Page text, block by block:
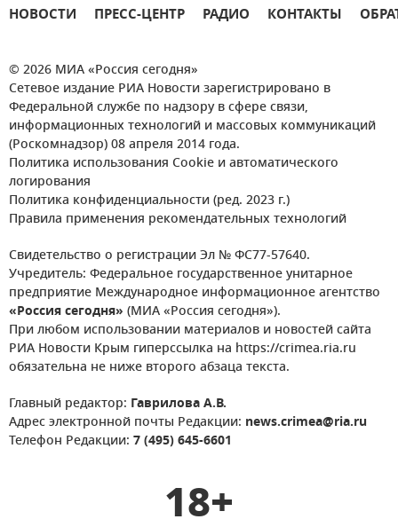
НОВОСТИ ПРЕСС-ЦЕНТР РАДИО КОНТАКТЫ
© 2026 МИА «Россия сегодня»
Сетевое издание РИА Новости зарегистрировано в
Федеральной службе по надзору в сфере связи,
информационных технологий и массовых коммуникаций
(Роскомнадзор) 08 апреля 2014 года.
Политика использования Cookie и автоматического
логирования
Политика конфиденциальности (ред. 2023 г.)
Правила применения рекомендательных технологий
Свидетельство о регистрации Эл № ФС77-57640.
Учредитель: Федеральное государственное унитарное
предприятие Международное информационное агентство
«Россия сегодня» (МИА «Россия сегодня»).
При любом использовании материалов и новостей сайта
РИА Новости Крым гиперссылка на https://crimea.ria.ru
обязательна не ниже второго абзаца текста.
Главный редактор: Гаврилова А.В.
Адрес электронной почты Редакции: news.crimea@ria.ru
Телефон Редакции: 7 (495) 645-6601
18+